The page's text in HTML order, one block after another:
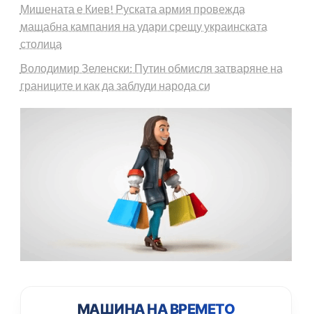
Мишената е Киев! Руската армия провежда
мащабна кампания на удари срещу украинската
столица
Володимир Зеленски: Путин обмисля затваряне на
границите и как да заблуди народа си
МАШИНА НА ВРЕМЕТО